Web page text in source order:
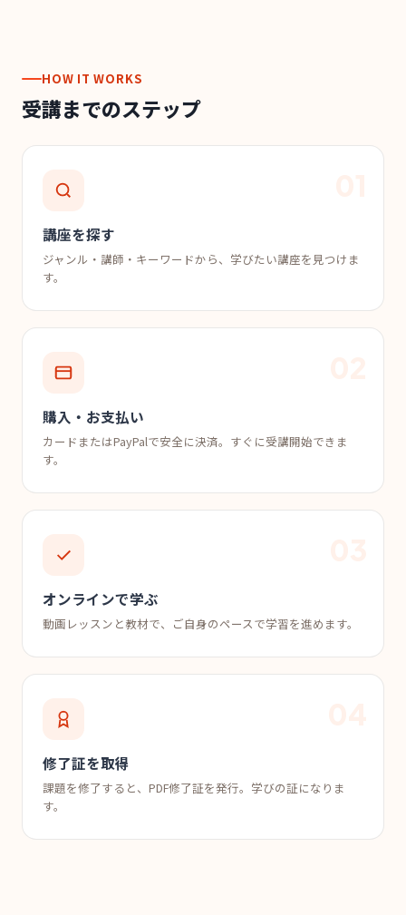
HOW IT WORKS
受講までのステップ
講座を探す
ジャンル・講師・キーワードから、学びたい講座を見つけま
す。
購入・お支払い
カードまたはPayPalで安全に決済。すぐに受講開始できま
す。
オンラインで学ぶ
動画レッスンと教材で、ご自身のペースで学習を進めます。
修了証を取得
課題を修了すると、PDF修了証を発行。学びの証になりま
す。